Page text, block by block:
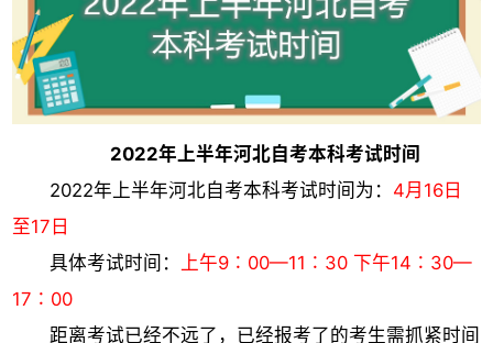
2022年上半年河北自考本科考试时间
2022年上半年河北自考本科考试时间为： 4月16日
至17日
具体考试时间： 上午9∶00—11∶30 下午14∶30—
17∶00
距离考试已经不远了，已经报考了的考生需抓紧时间